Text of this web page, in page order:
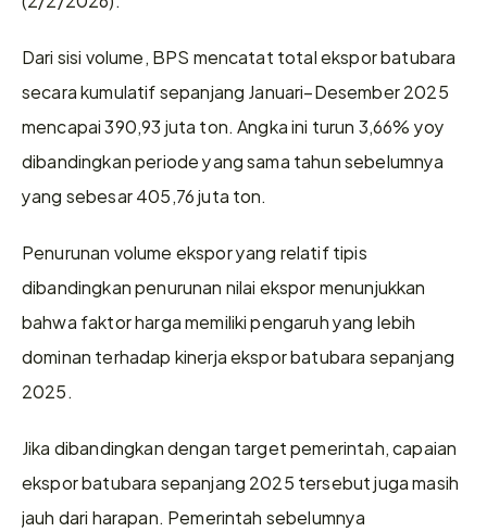
Dari sisi volume, BPS mencatat total ekspor batubara
secara kumulatif sepanjang Januari–Desember 2025
mencapai 390,93 juta ton. Angka ini turun 3,66% yoy
dibandingkan periode yang sama tahun sebelumnya
yang sebesar 405,76 juta ton.
Penurunan volume ekspor yang relatif tipis
dibandingkan penurunan nilai ekspor menunjukkan
bahwa faktor harga memiliki pengaruh yang lebih
dominan terhadap kinerja ekspor batubara sepanjang
2025.
Jika dibandingkan dengan target pemerintah, capaian
ekspor batubara sepanjang 2025 tersebut juga masih
jauh dari harapan. Pemerintah sebelumnya